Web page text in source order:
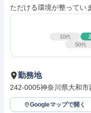
ただける環境が整ってい
10代
50代
勤務地
242-0005神奈川県大和
Googleマップで開く